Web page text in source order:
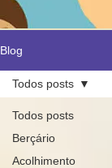
Blog
Todos posts
Berçário
Acolhimento
Todos posts